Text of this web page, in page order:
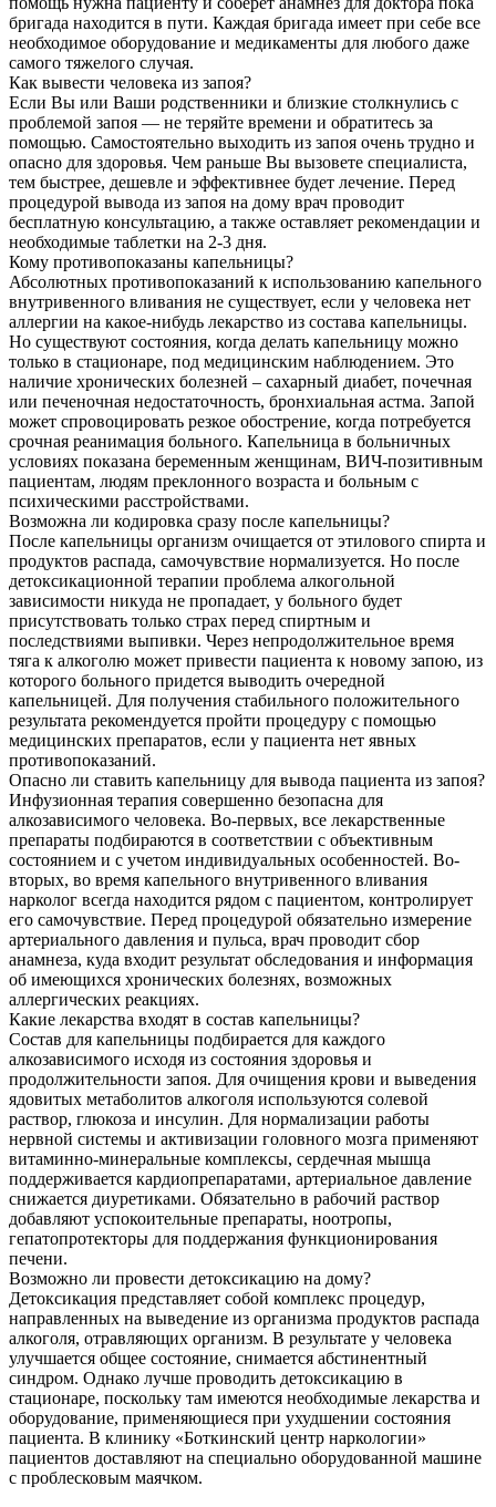
бригада находится в пути. Каждая бригада имеет при себе все
необходимое оборудование и медикаменты для любого даже
самого тяжелого случая.
Как вывести человека из запоя?
Если Вы или Ваши родственники и близкие столкнулись с
проблемой запоя — не теряйте времени и обратитесь за
помощью. Самостоятельно выходить из запоя очень трудно и
опасно для здоровья. Чем раньше Вы вызовете специалиста,
тем быстрее, дешевле и эффективнее будет лечение. Перед
процедурой вывода из запоя на дому врач проводит
бесплатную консультацию, а также оставляет рекомендации и
необходимые таблетки на 2-3 дня.
Кому противопоказаны капельницы?
Абсолютных противопоказаний к использованию капельного
внутривенного вливания не существует, если у человека нет
аллергии на какое-нибудь лекарство из состава капельницы.
Но существуют состояния, когда делать капельницу можно
только в стационаре, под медицинским наблюдением. Это
наличие хронических болезней – сахарный диабет, почечная
или печеночная недостаточность, бронхиальная астма. Запой
может спровоцировать резкое обострение, когда потребуется
срочная реанимация больного. Капельница в больничных
условиях показана беременным женщинам, ВИЧ-позитивным
пациентам, людям преклонного возраста и больным с
психическими расстройствами.
Возможна ли кодировка сразу после капельницы?
После капельницы организм очищается от этилового спирта и
продуктов распада, самочувствие нормализуется. Но после
детоксикационной терапии проблема алкогольной
зависимости никуда не пропадает, у больного будет
присутствовать только страх перед спиртным и
последствиями выпивки. Через непродолжительное время
тяга к алкоголю может привести пациента к новому запою, из
которого больного придется выводить очередной
капельницей. Для получения стабильного положительного
результата рекомендуется пройти процедуру с помощью
медицинских препаратов, если у пациента нет явных
противопоказаний.
Опасно ли ставить капельницу для вывода пациента из запоя?
Инфузионная терапия совершенно безопасна для
алкозависимого человека. Во-первых, все лекарственные
препараты подбираются в соответствии с объективным
состоянием и с учетом индивидуальных особенностей. Во-
вторых, во время капельного внутривенного вливания
нарколог всегда находится рядом с пациентом, контролирует
его самочувствие. Перед процедурой обязательно измерение
артериального давления и пульса, врач проводит сбор
анамнеза, куда входит результат обследования и информация
об имеющихся хронических болезнях, возможных
аллергических реакциях.
Какие лекарства входят в состав капельницы?
Состав для капельницы подбирается для каждого
алкозависимого исходя из состояния здоровья и
продолжительности запоя. Для очищения крови и выведения
ядовитых метаболитов алкоголя используются солевой
раствор, глюкоза и инсулин. Для нормализации работы
нервной системы и активизации головного мозга применяют
витаминно-минеральные комплексы, сердечная мышца
поддерживается кардиопрепаратами, артериальное давление
снижается диуретиками. Обязательно в рабочий раствор
добавляют успокоительные препараты, ноотропы,
гепатопротекторы для поддержания функционирования
печени.
Возможно ли провести детоксикацию на дому?
Детоксикация представляет собой комплекс процедур,
направленных на выведение из организма продуктов распада
алкоголя, отравляющих организм. В результате у человека
улучшается общее состояние, снимается абстинентный
синдром. Однако лучше проводить детоксикацию в
стационаре, поскольку там имеются необходимые лекарства и
оборудование, применяющиеся при ухудшении состояния
пациента. В клинику «Боткинский центр наркологии»
пациентов доставляют на специально оборудованной машине
с проблесковым маячком.